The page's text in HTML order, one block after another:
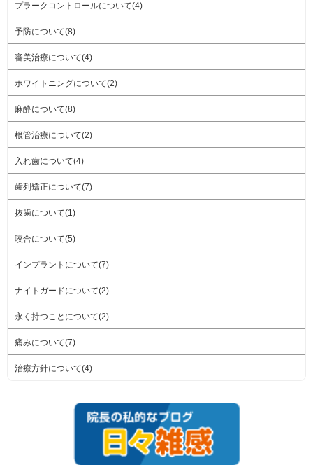
プラークコントロールについて(4)
予防について(8)
審美治療について(4)
ホワイトニングについて(2)
麻酔について(8)
根管治療について(2)
入れ歯について(4)
歯列矯正について(7)
抜歯について(1)
咬合について(5)
インプラントについて(7)
ナイトガードについて(2)
永く持つことについて(2)
痛みについて(7)
治療方針について(4)